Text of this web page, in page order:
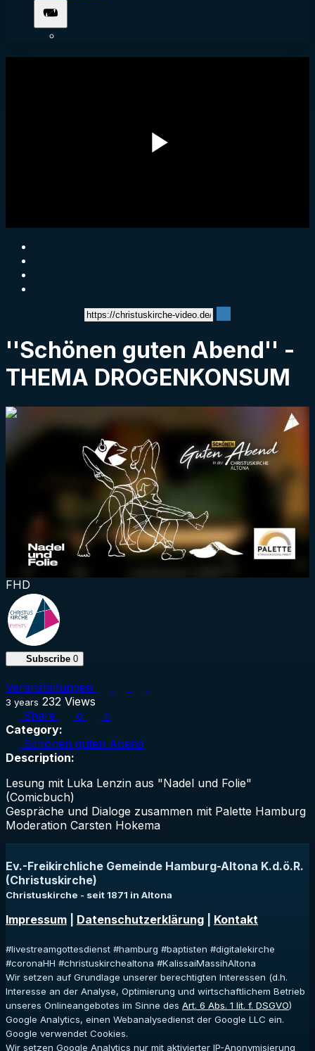
''Schönen guten Abend'' -
THEMA DROGENKONSUM
1:59:34
FHD
Subscribe 0
Veranstaltungen
3 years 232 Views
Share
0 0
Category:
Schönen guten Abend
Description:
Lesung mit Luka Lenzin aus "Nadel und Folie"
(Comicbuch)
Gespräche und Dialoge zusammen mit Palette Hamburg
Moderation Carsten Hokema
Ev.-Freikirchliche Gemeinde Hamburg-Altona K.d.ö.R.
(Christuskirche)
Christuskirche - seit 1871 in Altona
Impressum Datenschutzerklärung Kontakt
#livestreamgottesdienst #hamburg #baptisten #digitalekirche
#coronaHH #christuskirchealtona #KalissaiMassihAltona
Wir setzen auf Grundlage unserer berechtigten Interessen (d.h.
Interesse an der Analyse, Optimierung und wirtschaftlichem Betrieb
unseres Onlineangebotes im Sinne des Art. 6 Abs. 1 lit. f. DSGVO)
Google Analytics, einen Webanalysedienst der Google LLC ein.
Google verwendet Cookies.
Wir setzen Google Analytics nur mit aktivierter IP-Anonymisierung